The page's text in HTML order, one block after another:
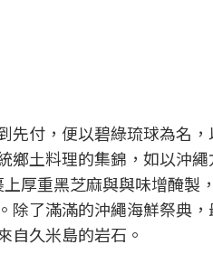
先付，便以碧綠琉球為名，
鄉土料理的集錦，如以沖
厚重黑芝麻與與味增醃製
除了滿滿的沖繩海鮮祭典，
自久米島的岩石。